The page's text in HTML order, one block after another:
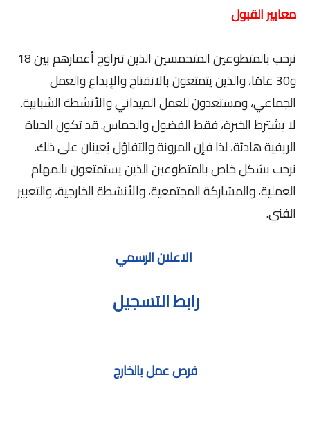
معايير القبول
نرحب بالمتطوعين المتحمسين الذين تتراوح أعمارهم بين 18
و30 عامًا، والذين يتمتعون بالانفتاح والإبداع والعمل
الجماعي، ومستعدون للعمل الميداني والأنشطة الشبابية.
لا يشترط الخبرة، فقط الفضول والحماس. قد تكون الحياة
الريفية هادئة، لذا فإن المرونة والتفاؤل يُعينان على ذلك.
نرحب بشكل خاص بالمتطوعين الذين يستمتعون بالمهام
العملية، والمشاركة المجتمعية، والأنشطة الخارجية، والتعبير
الفني.
رابط التسجيل
فرص عمل بالخارج